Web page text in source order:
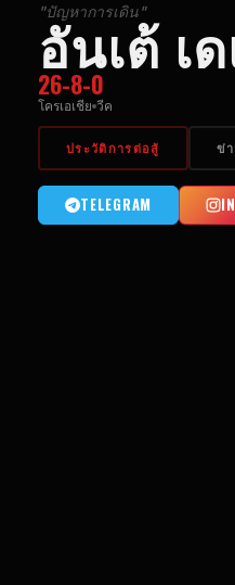
"ปัญหาการเดิน"
อันเต้ เ
26-8-0
โครเอเชีย วีค
ประวัติการต่อสู้ ข่
TELEGRAM